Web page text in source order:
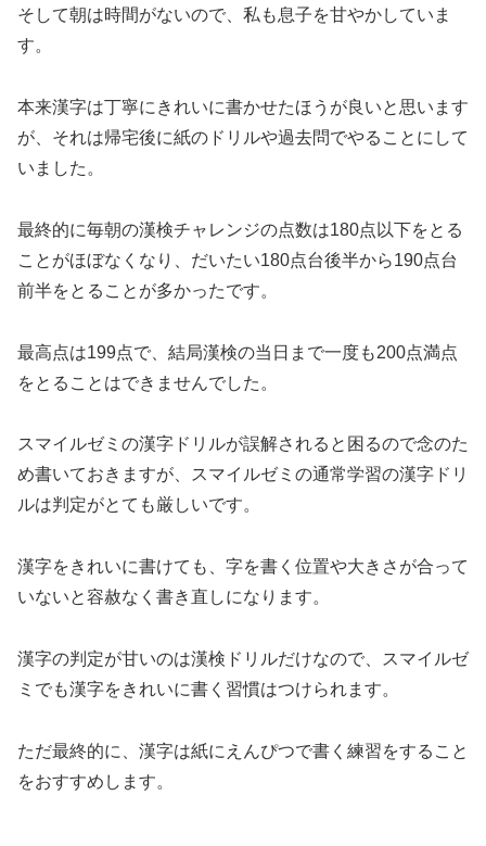
そして朝は時間がないので、私も息子を甘やかしていま
す。
本来漢字は丁寧にきれいに書かせたほうが良いと思います
が、それは帰宅後に紙のドリルや過去問でやることにして
いました。
最終的に毎朝の漢検チャレンジの点数は180点以下をとる
ことがほぼなくなり、だいたい180点台後半から190点台
前半をとることが多かったです。
最高点は199点で、結局漢検の当日まで一度も200点満点
をとることはできませんでした。
スマイルゼミの漢字ドリルが誤解されると困るので念のた
め書いておきますが、スマイルゼミの通常学習の漢字ドリ
ルは判定がとても厳しいです。
漢字をきれいに書けても、字を書く位置や大きさが合って
いないと容赦なく書き直しになります。
漢字の判定が甘いのは漢検ドリルだけなので、スマイルゼ
ミでも漢字をきれいに書く習慣はつけられます。
ただ最終的に、漢字は紙にえんぴつで書く練習をすること
をおすすめします。